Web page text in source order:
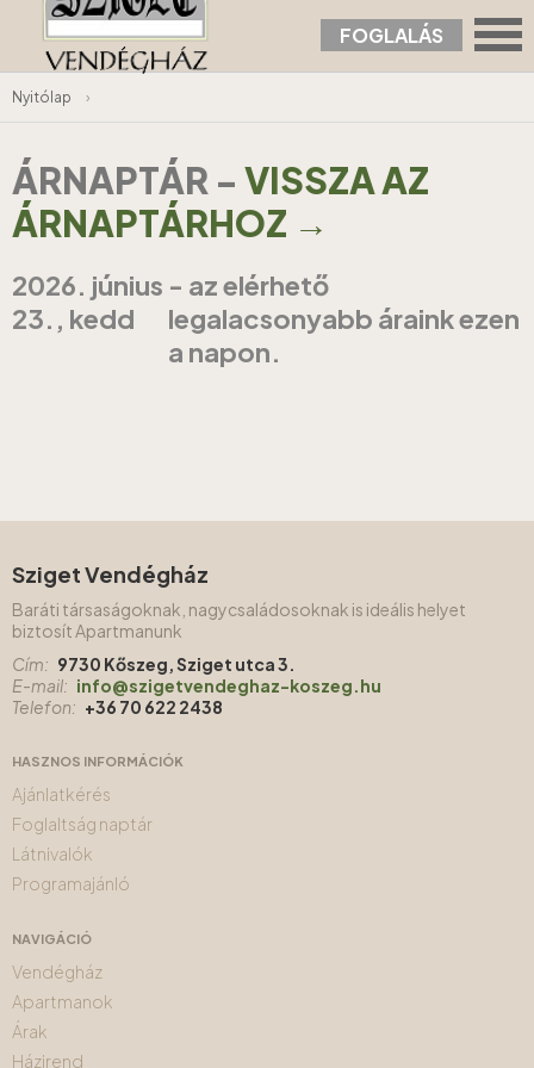
FOGLALÁS
Nyitólap ›
ÁRNAPTÁR - VISSZA AZ
ÁRNAPTÁRHOZ →
2026. június
23., kedd
- az elérhető
legalacsonyabb áraink ezen
a napon.
Sziget Vendégház
Baráti társaságoknak, nagycsaládosoknak is ideális helyet
biztosít Apartmanunk
Cím: 9730 Kőszeg, Sziget utca 3.
E-mail: info@szigetvendeghaz-koszeg.hu
Telefon: +36 70 622 2438
HASZNOS INFORMÁCIÓK
Ajánlatkérés
Foglaltság naptár
Látnivalók
Programajánló
NAVIGÁCIÓ
Vendégház
Apartmanok
Árak
Házirend